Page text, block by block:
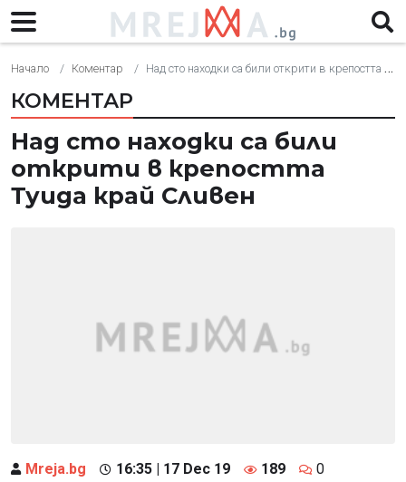
Начало Коментар Над сто находки са били открити в крепостта Туида край Сливен
КОМЕНТАР
Над сто находки са били
открити в крепостта
Туида край Сливен
Mreja.bg 16:35 | 17 Dec 19 189 0